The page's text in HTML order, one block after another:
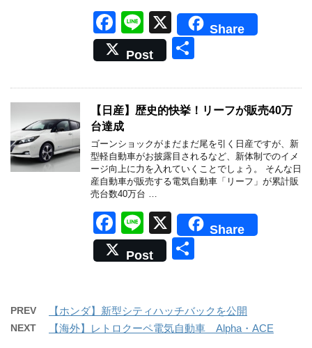
F
a
c
e
b
o
o
k
Li
n
e
X
Share
Post
【日産】歴史的快挙！リーフが販売40万
台達成
ゴーンショックがまだまだ尾を引く日産ですが、新
型軽自動車がお披露目されるなど、新体制でのイメ
ージ向上に力を入れていくことでしょう。 そんな日
産自動車が販売する電気自動車「リーフ」が累計販
売台数40万台 …
F
a
c
b
o
Li
n
e
X
Share
Post
PREV 【ホンダ】新型シティハッチバックを公開
NEXT 【海外】レトロクーペ電気自動車 Alpha・ACE